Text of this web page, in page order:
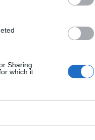
Sharing
which it
#post-